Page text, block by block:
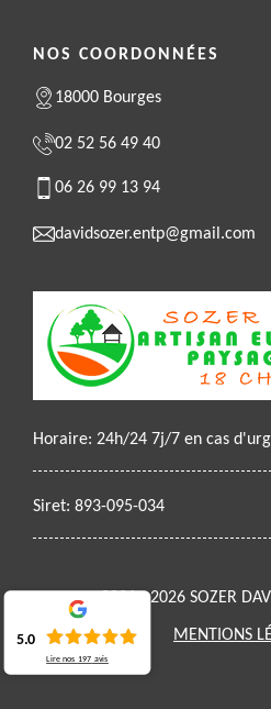
NOS COORDONNÉES
18000 Bourges
02 52 56 49 40
06 26 99 13 94
davidsozer.entp@gmail.com
Horaire: 24h/24 7j/7 en cas
Siret: 893-095-034
2021 - 2026 SOZER
MENTIONS
5.0
Lire nos197 avis